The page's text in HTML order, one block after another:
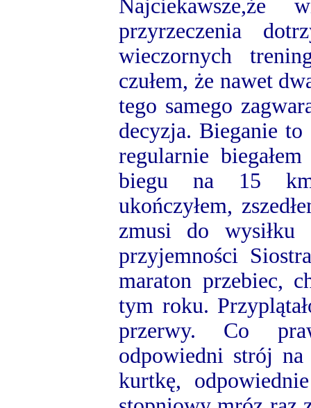
przyrzeczenia
wieczornych
czułem, że nawet
tego samego
decyzja. Bieganie
regularnie
biegu na 15
ukończyłem,
zmusi do
przyjemności
maraton przebiec,
tym roku.
przerwy. Co
odpowiedni strój
kurtkę,